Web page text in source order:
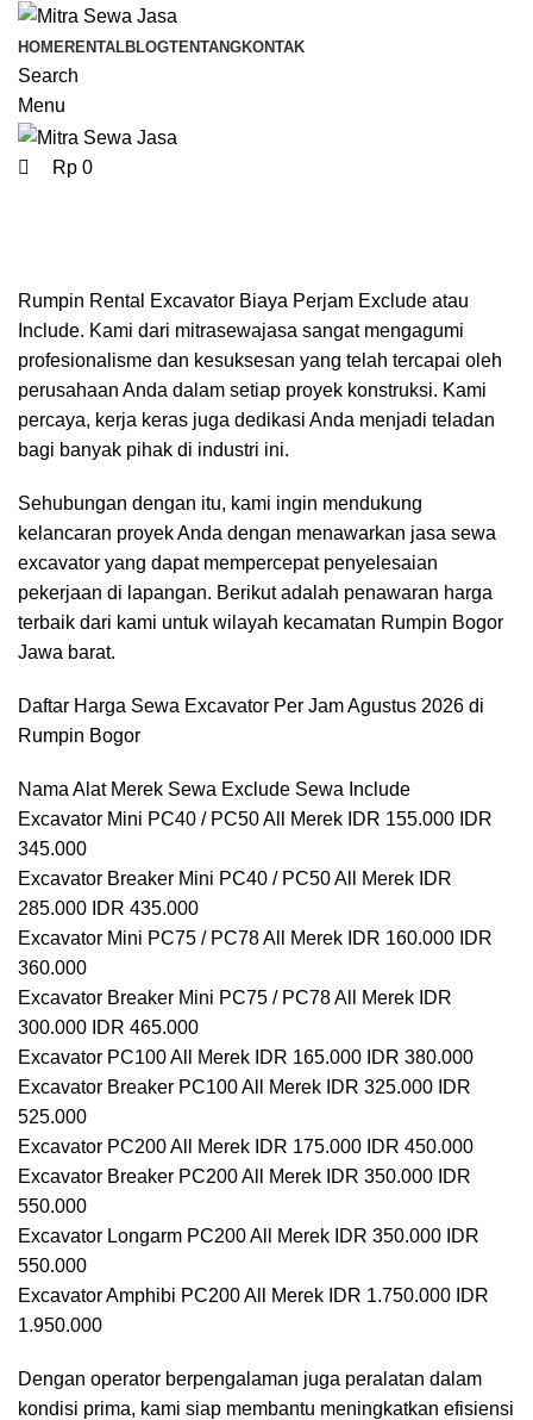
HOMERENTALBLOGTENTANGKONTAK
Search
Menu
Rp 0
Rumpin Rental Excavator Biaya Perjam Exclude atau
Include. Kami dari mitrasewajasa sangat mengagumi
profesionalisme dan kesuksesan yang telah tercapai oleh
perusahaan Anda dalam setiap proyek konstruksi. Kami
percaya, kerja keras juga dedikasi Anda menjadi teladan
bagi banyak pihak di industri ini.
Sehubungan dengan itu, kami ingin mendukung
kelancaran proyek Anda dengan menawarkan jasa sewa
excavator yang dapat mempercepat penyelesaian
pekerjaan di lapangan. Berikut adalah penawaran harga
terbaik dari kami untuk wilayah kecamatan Rumpin Bogor
Jawa barat.
Daftar Harga Sewa Excavator Per Jam Agustus 2026 di
Rumpin Bogor
Nama Alat Merek Sewa Exclude Sewa Include
Excavator Mini PC40 / PC50 All Merek IDR 155.000 IDR
345.000
Excavator Breaker Mini PC40 / PC50 All Merek IDR
285.000 IDR 435.000
Excavator Mini PC75 / PC78 All Merek IDR 160.000 IDR
360.000
Excavator Breaker Mini PC75 / PC78 All Merek IDR
300.000 IDR 465.000
Excavator PC100 All Merek IDR 165.000 IDR 380.000
Excavator Breaker PC100 All Merek IDR 325.000 IDR
525.000
Excavator PC200 All Merek IDR 175.000 IDR 450.000
Excavator Breaker PC200 All Merek IDR 350.000 IDR
550.000
Excavator Longarm PC200 All Merek IDR 350.000 IDR
550.000
Excavator Amphibi PC200 All Merek IDR 1.750.000 IDR
1.950.000
Dengan operator berpengalaman juga peralatan dalam
kondisi prima, kami siap membantu meningkatkan efisiensi
0